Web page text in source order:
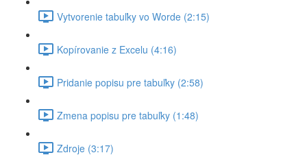
Vytvorenie tabuľky vo Worde (2:15)
Kopírovanie z Excelu (4:16)
Pridanie popisu pre tabuľky (2:58)
Zmena popisu pre tabuľky (1:48)
Zdroje (3:17)